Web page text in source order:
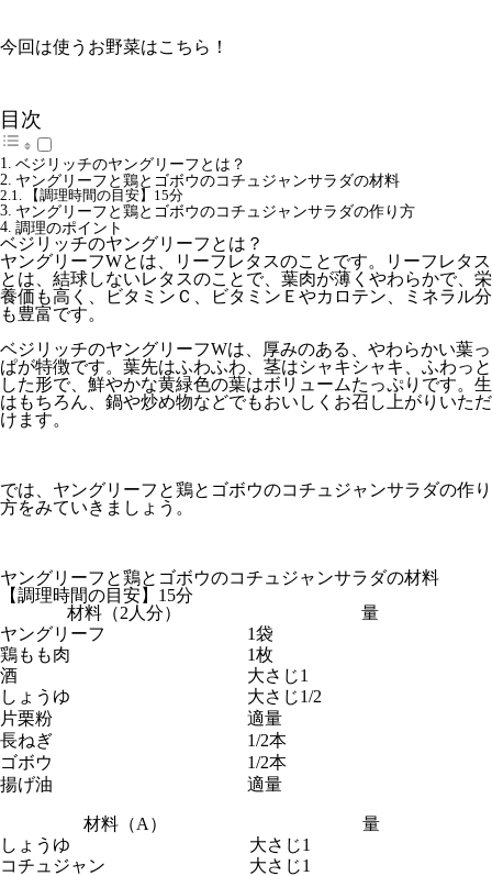
今回は使うお野菜はこちら！
目次
ベジリッチのヤングリーフとは？
ヤングリーフと鶏とゴボウのコチュジャンサラダの材料
【調理時間の目安】15分
ヤングリーフと鶏とゴボウのコチュジャンサラダの作り方
調理のポイント
ベジリッチのヤングリーフとは？
ヤングリーフWとは、リーフレタスのことです。リーフレタス
とは、結球しないレタスのことで、葉肉が薄くやわらかで、栄
養価も高く、ビタミンＣ、ビタミンＥやカロテン、ミネラル分
も豊富です。
ベジリッチのヤングリーフWは、厚みのある、やわらかい葉っ
ぱが特徴です。葉先はふわふわ、茎はシャキシャキ、ふわっと
した形で、鮮やかな黄緑色の葉はボリュームたっぷりです。生
はもちろん、鍋や炒め物などでもおいしくお召し上がりいただ
けます。
では、ヤングリーフと鶏とゴボウのコチュジャンサラダの作り
方をみていきましょう。
ヤングリーフと鶏とゴボウのコチュジャンサラダの材料
【調理時間の目安】15分
材料（2人分）
量
ヤングリーフ
1袋
鶏もも肉
1枚
酒
大さじ1
しょうゆ
大さじ1/2
片栗粉
適量
長ねぎ
1/2本
ゴボウ
1/2本
揚げ油
適量
材料（A）
量
しょうゆ
大さじ1
コチュジャン
大さじ1